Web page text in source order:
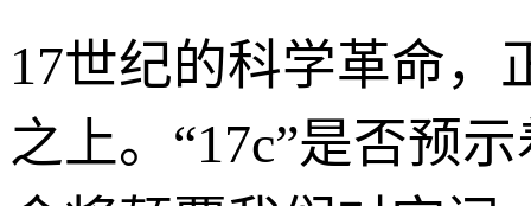
17世纪的科学革命，
之上。“17c”是否预